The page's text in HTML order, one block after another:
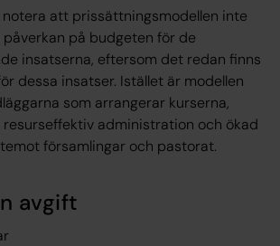
att prissättningsmodellen inte
på budgeten för de
insatserna, eftersom det redan finns
dessa insatser. Istället är modellen
som arrangerar kurserna,
administration och ökad
församlingar och pastorat.
avgift